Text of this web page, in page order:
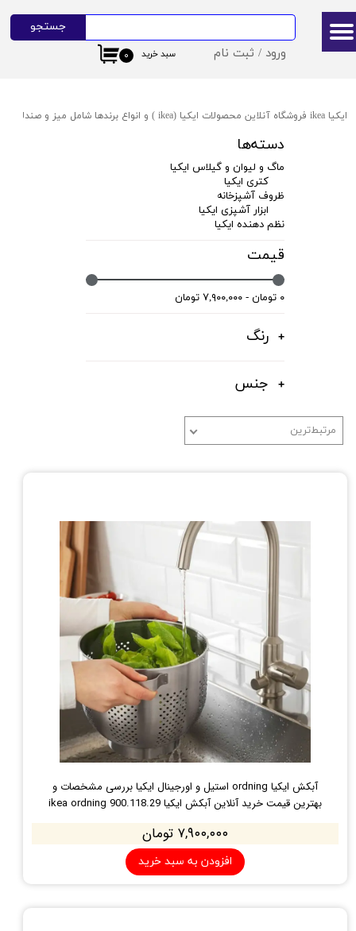
ورود / ثبت نام
حساب کاربری من
سفارشات
خروج از حساب کاربری
جستجو
۰ سبد خرید
ایکیا ikea فروشگاه آنلاین محصولات ایکیا (ikea ) و انواع برندها شامل میز و صندلی ایکیا،ظروف آشپزخانه ایکیا،دکوراسیون ایکیا،روشنایی ایکیا،لوازم کودک ایکیا،لوازم سرویس بهداشتی و حمام ایکیا ،کالای خواب آیکیاو ... ارسال به سراسر ایران
دسته‌ها
ماگ و لیوان و گیلاس ایکیا
کتری ایکیا
ظروف آشپزخانه
ابزار آشپزی ایکیا
نظم دهنده ایکیا
قیمت
۰ تومان - ۷,۹۰۰,۰۰۰ تومان
رنگ
جنس
مرتبط‌ترین
آبکش ایکیا ordning استیل و اورجینال ایکیا بررسی مشخصات و
بهترین قیمت خرید آنلاین آبکش ایکیا 900.118.29 ikea ordning
۷,۹۰۰,۰۰۰ تومان
افزودن به سبد خرید